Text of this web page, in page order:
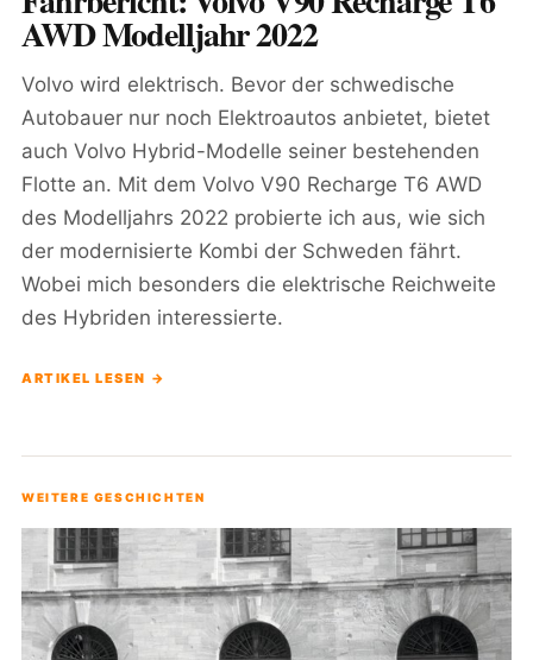
AWD Modelljahr 2022
Volvo wird elektrisch. Bevor der schwedische
Autobauer nur noch Elektroautos anbietet, bietet
auch Volvo Hybrid-Modelle seiner bestehenden
Flotte an. Mit dem Volvo V90 Recharge T6 AWD
des Modelljahrs 2022 probierte ich aus, wie sich
der modernisierte Kombi der Schweden fährt.
Wobei mich besonders die elektrische Reichweite
des Hybriden interessierte.
ARTIKEL LESEN →
WEITERE GESCHICHTEN